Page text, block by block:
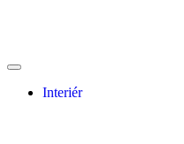
Interiér